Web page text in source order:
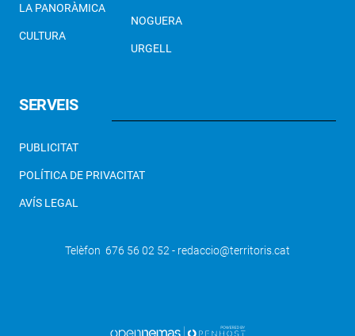
LA PANORÀMICA
CULTURA
NOGUERA
URGELL
SERVEIS
PUBLICITAT
POLÍTICA DE PRIVACITAT
AVÍS LEGAL
Telèfon 676 56 02 52 - redaccio@territoris.cat